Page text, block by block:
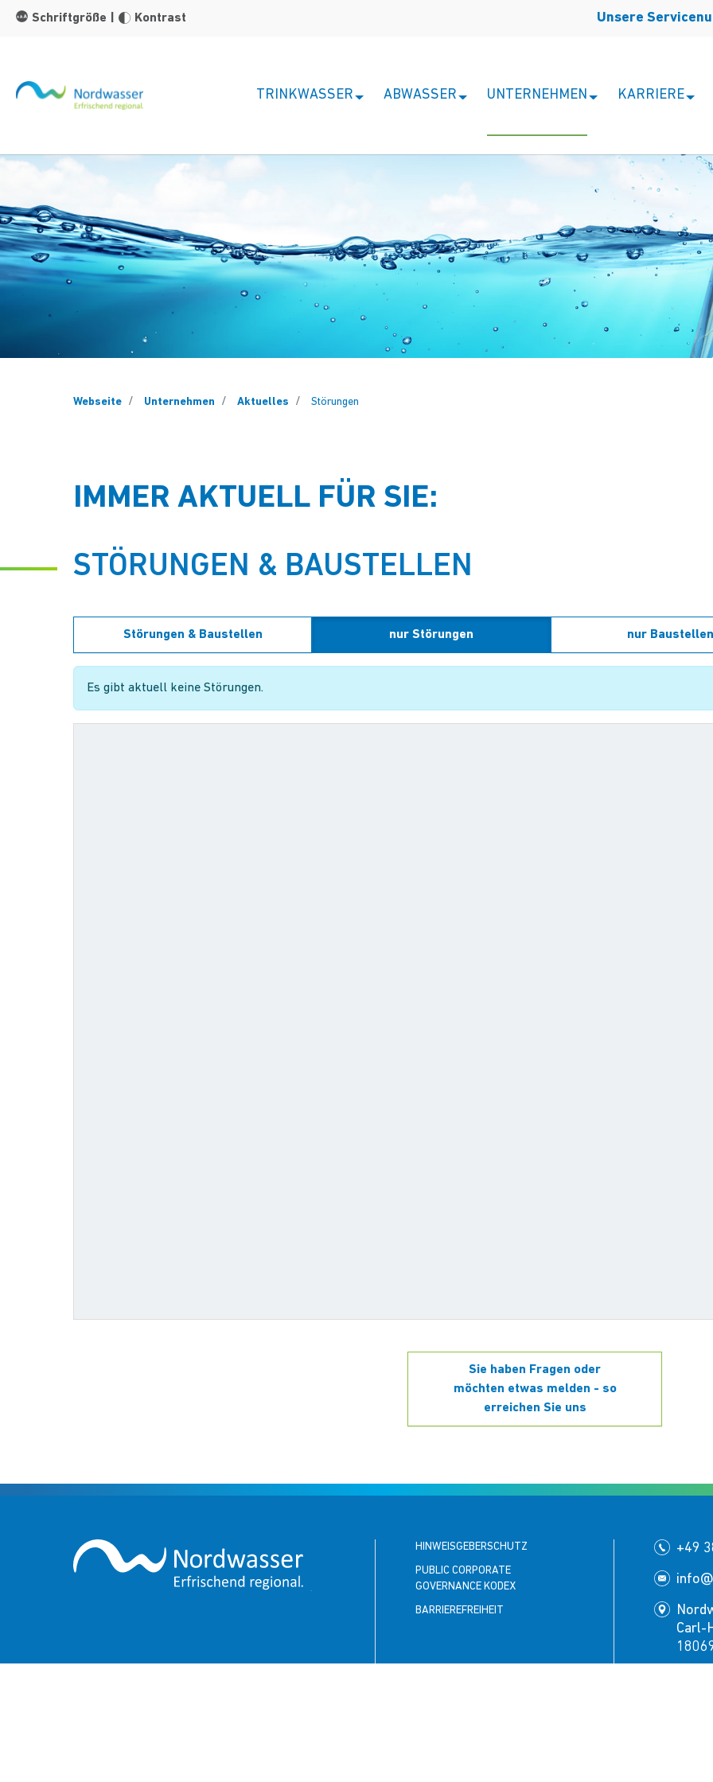
Zum Hauptinhalt springen
Schriftgröße
Kontrast Unsere
TRINKWASSER ABWASSER UNTERNEHMEN KARRIERE
Webseite Unternehmen Aktuelles Störungen
IMMER AKTUELL FÜR SIE:
STÖRUNGEN & BAUSTELLEN
Störungen & Baustellen nur Störungen nur Baustellen
Es gibt aktuell keine Störungen.
Sie haben Fragen oder
möchten etwas melden - so
erreichen Sie uns
HINWEISGEBERSCHUTZ
PUBLIC CORPORATE
GOVERNANCE KODEX
BARRIEREFREIHEIT
+49
Carl-